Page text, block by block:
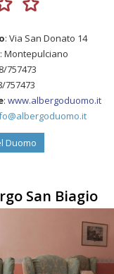
: Via San Donato 14
: Montepulciano
757473
757473
: www.albergoduomo.it
Duomo
San Biagio